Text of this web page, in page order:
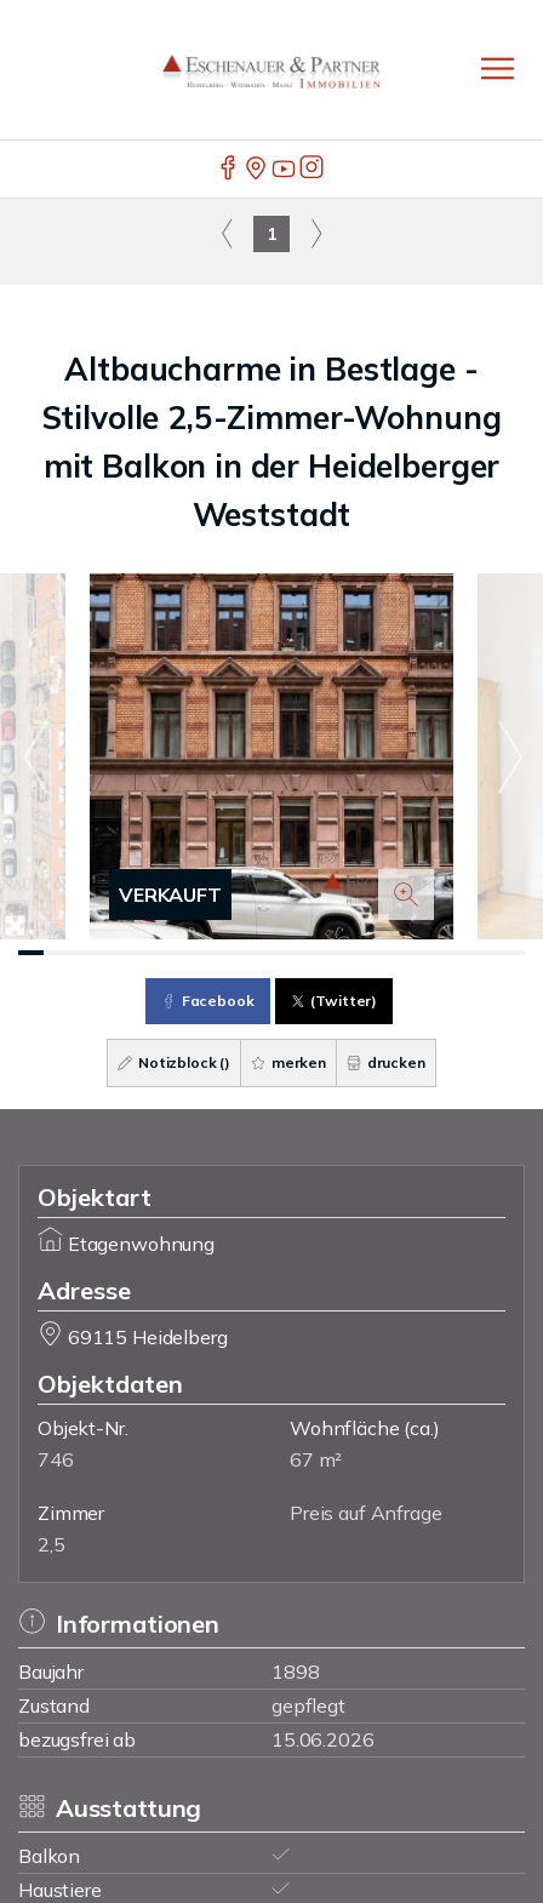
1
Altbaucharme in Bestlage -
Stilvolle 2,5-Zimmer-Wohnung
mit Balkon in der Heidelberger
Weststadt
VERKAUFT
Facebook (Twitter)
Notizblock () merken drucken
Objektart
Etagenwohnung
Adresse
69115 Heidelberg
Objektdaten
Objekt-Nr.
746
Wohnfläche (ca.)
67 m²
Zimmer
2,5
Preis auf Anfrage
Informationen
Baujahr
1898
Zustand
gepflegt
bezugsfrei ab
15.06.2026
Ausstattung
Balkon
Haustiere